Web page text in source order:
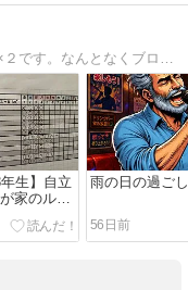
はじめまして、埼玉県に生息する市民×２です。なんとなくブログ、始めてみました＾＾まだ方向性はゆるゆる模索中ですが、とりあえず日々のあれこれを気ままに綴っていこうと思います。
年生】自立
家のルー
雨の日の過ご
56日前